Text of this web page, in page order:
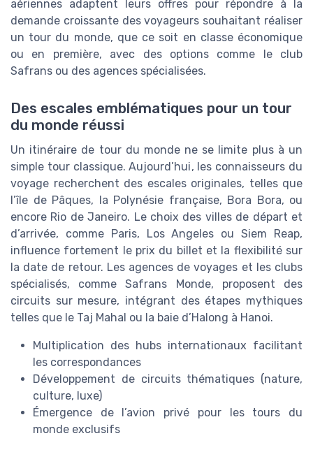
aériennes adaptent leurs offres pour répondre à la
demande croissante des voyageurs souhaitant réaliser
un tour du monde, que ce soit en classe économique
ou en première, avec des options comme le club
Safrans ou des agences spécialisées.
Des escales emblématiques pour un tour
du monde réussi
Un itinéraire de tour du monde ne se limite plus à un
simple tour classique. Aujourd’hui, les connaisseurs du
voyage recherchent des escales originales, telles que
l’île de Pâques, la Polynésie française, Bora Bora, ou
encore Rio de Janeiro. Le choix des villes de départ et
d’arrivée, comme Paris, Los Angeles ou Siem Reap,
influence fortement le prix du billet et la flexibilité sur
la date de retour. Les agences de voyages et les clubs
spécialisés, comme Safrans Monde, proposent des
circuits sur mesure, intégrant des étapes mythiques
telles que le Taj Mahal ou la baie d’Halong à Hanoi.
Multiplication des hubs internationaux facilitant
les correspondances
Développement de circuits thématiques (nature,
culture, luxe)
Émergence de l’avion privé pour les tours du
monde exclusifs